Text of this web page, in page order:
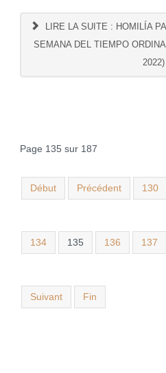
LIRE LA SUITE : HOMILÍA
SEMANA DEL TIEMPO
2022)
Page 135 sur 187
Début Précédent 130
134 135 136 137
Suivant Fin